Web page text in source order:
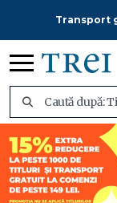
Transport